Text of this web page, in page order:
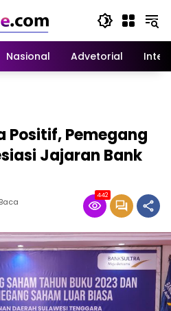
Nasional Advetorial
Positif, Pemegang
Jajaran Bank
442